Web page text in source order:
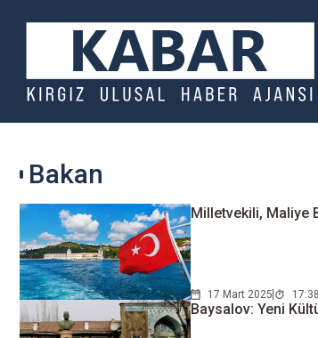
Bakan
Milletvekili, Maliye
17 Mart 2025 17:38
Baysalov: Yeni